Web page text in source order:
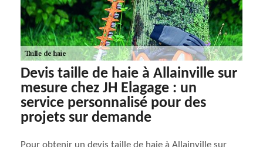
Devis taille de haie à Allainville sur
mesure chez JH Elagage : un
service personnalisé pour des
projets sur demande
Pour obtenir un devis taille de haie à Allainville sur